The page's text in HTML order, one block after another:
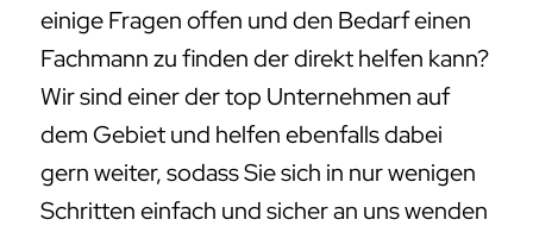
einige Fragen offen und den Bedarf einen
Fachmann zu finden der direkt helfen kann?
Wir sind einer der top Unternehmen auf
dem Gebiet und helfen ebenfalls dabei
gern weiter, sodass Sie sich in nur wenigen
Schritten einfach und sicher an uns wenden